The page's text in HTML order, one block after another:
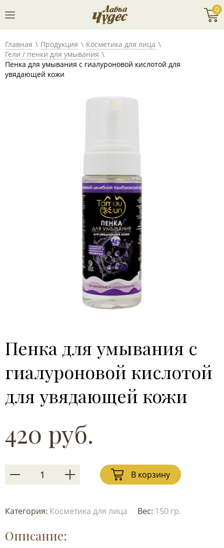
0
Главная Продукция
Косметика для лица
Гели / пенки для умывания
Пенка для умывания с гиалуроновой кислотой для
увядающей кожи
Пенка для умывания с
гиалуроновой кислотой
для увядающей кожи
420 руб.
В корзину
Категория: Косметика для лица Вес: 150 гр.
Описание: